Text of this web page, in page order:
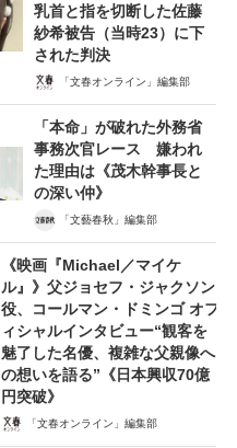
乳首と指を切断した佐藤
紗希被告（当時23）に下
された判決
「文春オンライン」編集部
「本命」が破れた外務省
事務次官レース 嫌われ
た理由は《茂木幹事長と
の深い仲》
「文藝春秋」編集部
《映画『Michael／マイケ
ル』》父ジョセフ・ジャクソン
役、コールマン・ドミンゴ オフ
ィシャルインタビュー“観客を
魅了した名優、複雑な父親像へ
の想いを語る”《日本興収70億
円突破》
「文春オンライン」編集部